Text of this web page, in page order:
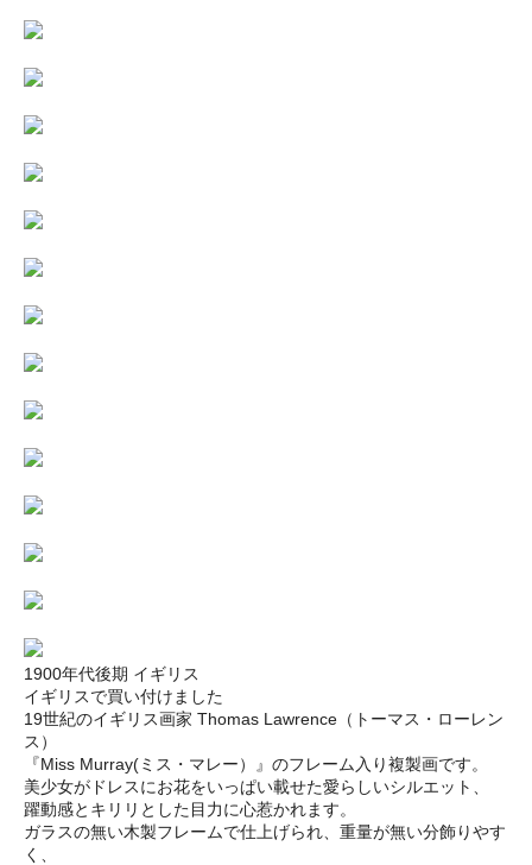
1900年代後期 イギリス
イギリスで買い付けました
19世紀のイギリス画家 Thomas Lawrence（トーマス・ローレン
ス）
『Miss Murray(ミス・マレー）』のフレーム入り複製画です。
美少女がドレスにお花をいっぱい載せた愛らしいシルエット、
躍動感とキリリとした目力に心惹かれます。
ガラスの無い木製フレームで仕上げられ、重量が無い分飾りやす
く、